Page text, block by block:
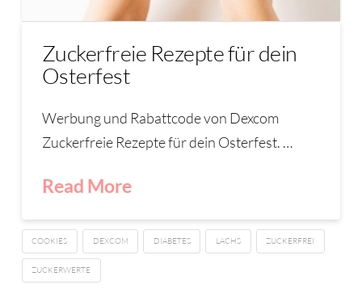
Zuckerfreie Rezepte für dein
Osterfest
Werbung und Rabattcode von Dexcom
Zuckerfreie Rezepte für dein Osterfest. …
Read More
COOKIES DEXCOM DIABETES LACHS ZUCKERFREI
ZUCKERWERTE